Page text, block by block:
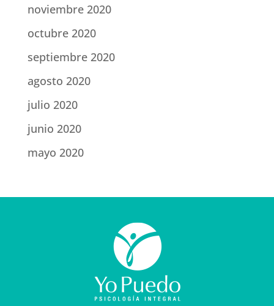
noviembre 2020
octubre 2020
septiembre 2020
agosto 2020
julio 2020
junio 2020
mayo 2020